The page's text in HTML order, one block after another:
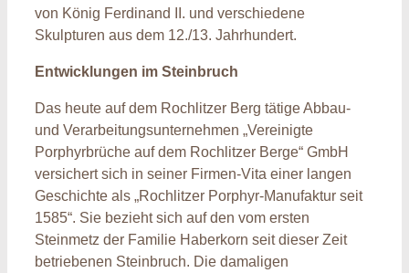
von König Ferdinand II. und verschiedene
Skulpturen aus dem 12./13. Jahrhundert.
Entwicklungen im Steinbruch
Das heute auf dem Rochlitzer Berg tätige Abbau-
und Verarbeitungsunternehmen „Vereinigte
Porphyrbrüche auf dem Rochlitzer Berge“ GmbH
versichert sich in seiner Firmen-Vita einer langen
Geschichte als „Rochlitzer Porphyr-Manufaktur seit
1585“. Sie bezieht sich auf den vom ersten
Steinmetz der Familie Haberkorn seit dieser Zeit
betriebenen Steinbruch. Die damaligen